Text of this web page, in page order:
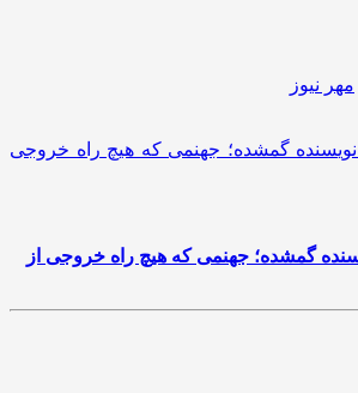
مهر نیوز
گمشده؛ جهنمی که هیچ راه خروجی از